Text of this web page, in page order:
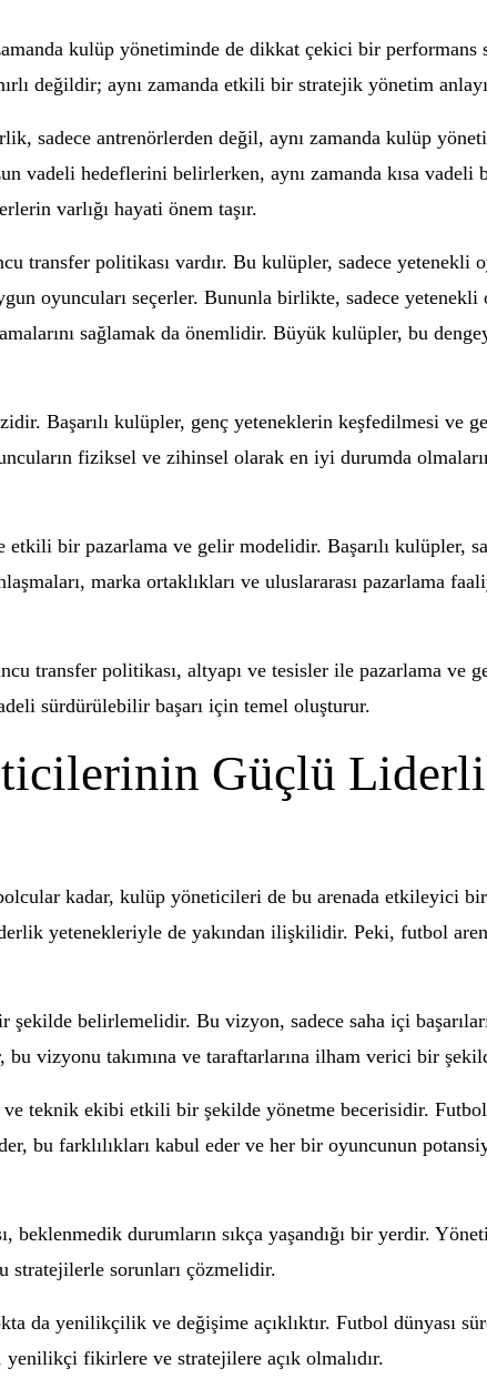
kulüp yönetiminde de dikkat çekici bir
değildir; aynı zamanda etkili bir stratejik yönetim
sadece antrenörlerden değil, aynı zamanda kulüp
hedeflerini belirlerken, aynı zamanda kısa vadeli
varlığı hayati önem taşır.
transfer politikası vardır. Bu kulüpler, sadece yetenekli
oyuncuları seçerler. Bununla birlikte, sadece yetenekli
sağlamak da önemlidir. Büyük kulüpler, bu
Başarılı kulüpler, genç yeteneklerin keşfedilmesi ve
fiziksel ve zihinsel olarak en iyi durumda
bir pazarlama ve gelir modelidir. Başarılı kulüpler,
marka ortaklıkları ve uluslararası pazarlama
transfer politikası, altyapı ve tesisler ile pazarlama ve
sürdürülebilir başarı için temel oluşturur.
Güçlü
kadar, kulüp yöneticileri de bu arenada etkileyici
yetenekleriyle de yakından ilişkilidir. Peki, futbol
belirlemelidir. Bu vizyon, sadece saha içi
vizyonu takımına ve taraftarlarına ilham verici bir
teknik ekibi etkili bir şekilde yönetme becerisidir.
bu farklılıkları kabul eder ve her bir oyuncunun
durumların sıkça yaşandığı bir yerdir.
stratejilerle sorunları çözmelidir.
da yenilikçilik ve değişime açıklıktır. Futbol dünyası
fikirlere ve stratejilere açık olmalıdır.